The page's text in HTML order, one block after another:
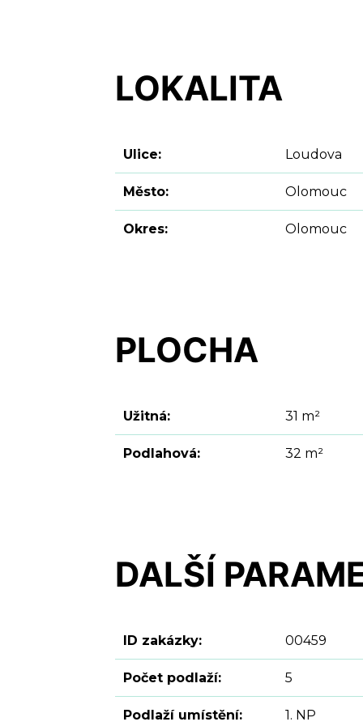
LOKALITA
Ulice: Loudova
Město: Olomouc
Okres: Olomouc
PLOCHA
Užitná: 31 m²
Podlahová: 32 m²
DALŠÍ
ID zakázky: 00459
Počet podlaží: 5
Podlaží umístění: 1. NP